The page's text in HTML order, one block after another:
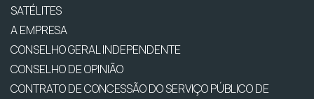
SATÉLITES
A EMPRESA
CONSELHO GERAL INDEPENDENTE
CONSELHO DE OPINIÃO
CONTRATO DE CONCESSÃO DO SERVIÇO PÚBLICO DE